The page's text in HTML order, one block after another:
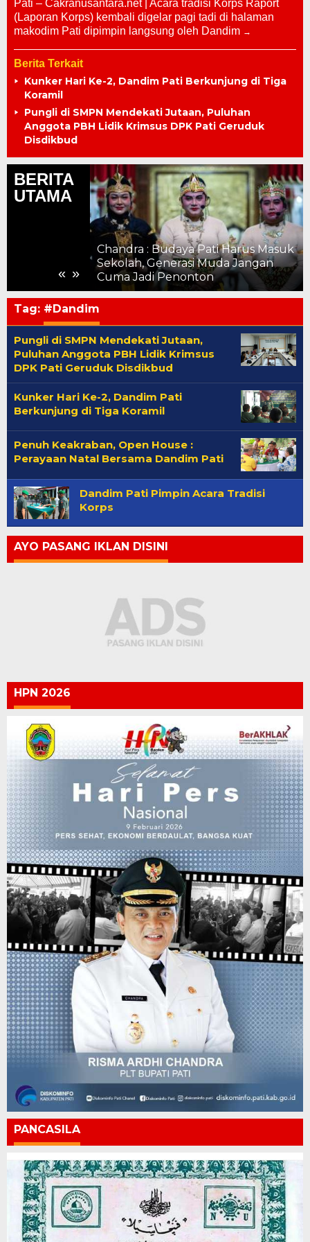
Pati – Cakranusantara.net | Acara tradisi Korps Raport
(Laporan Korps) kembali digelar pagi tadi di halaman
makodim Pati dipimpin langsung oleh Dandim
Berita Terkait
Kunker Hari Ke-2, Dandim Pati Berkunjung di Tiga
Koramil
Pungli di SMPN Mendekati Jutaan, Puluhan
Anggota PBH Lidik Krimsus DPK Pati Geruduk
Disdikbud
BERITA
UTAMA
« »
Chandra : Budaya Pati Harus Masuk
Sekolah, Generasi Muda Jangan
Cuma Jadi Penonton
Tag: #Dandim
Pungli di SMPN Mendekati Jutaan,
Puluhan Anggota PBH Lidik Krimsus
DPK Pati Geruduk Disdikbud
Kunker Hari Ke-2, Dandim Pati
Berkunjung di Tiga Koramil
Penuh Keakraban, Open House :
Perayaan Natal Bersama Dandim Pati
Dandim Pati Pimpin Acara Tradisi
Korps
AYO PASANG IKLAN DISINI
HPN 2026
PANCASILA